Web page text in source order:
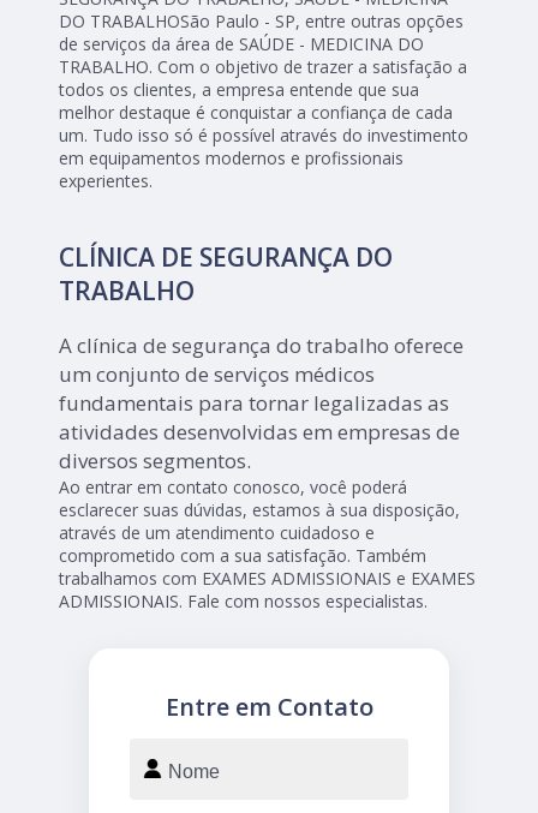
DO TRABALHOSão Paulo - SP, entre outras opções
de serviços da área de SAÚDE - MEDICINA DO
TRABALHO. Com o objetivo de trazer a satisfação a
todos os clientes, a empresa entende que sua
melhor destaque é conquistar a confiança de cada
um. Tudo isso só é possível através do investimento
em equipamentos modernos e profissionais
experientes.
CLÍNICA DE SEGURANÇA DO
TRABALHO
A clínica de segurança do trabalho oferece
um conjunto de serviços médicos
fundamentais para tornar legalizadas as
atividades desenvolvidas em empresas de
diversos segmentos.
Ao entrar em contato conosco, você poderá
esclarecer suas dúvidas, estamos à sua disposição,
através de um atendimento cuidadoso e
comprometido com a sua satisfação. Também
trabalhamos com EXAMES ADMISSIONAIS e EXAMES
ADMISSIONAIS. Fale com nossos especialistas.
Entre em Contato